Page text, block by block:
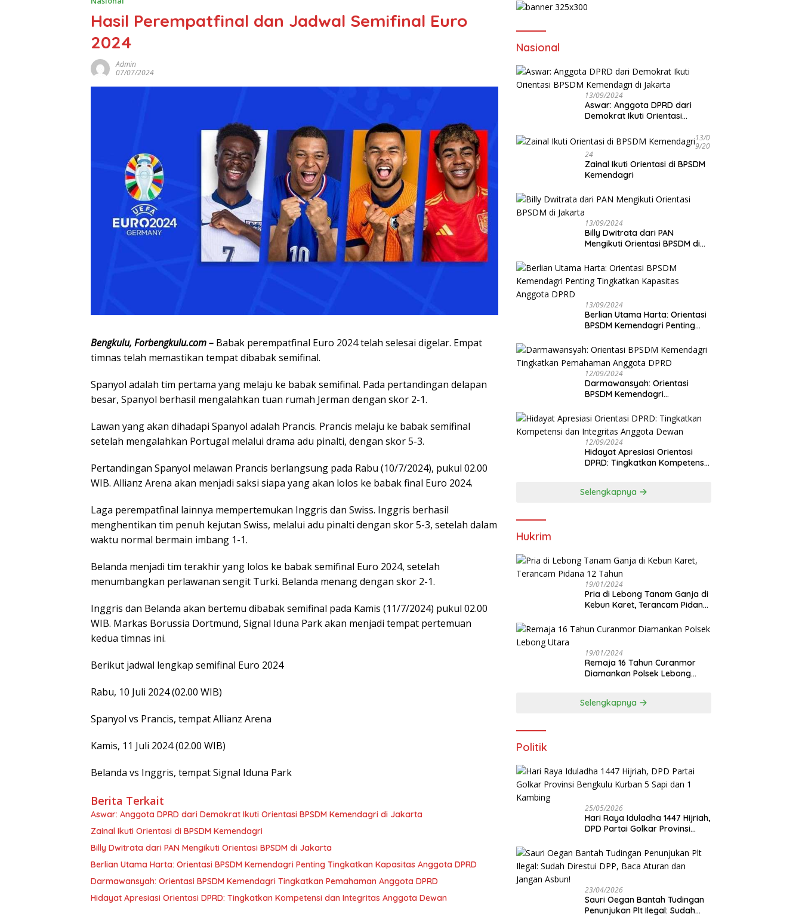
Hasil Perempatfinal dan Jadwal Semifinal Euro
2024
Admin
07/07/2024
Bengkulu, Forbengkulu.com – Babak perempatfinal Euro 2024 telah selesai digelar. Empat
timnas telah memastikan tempat dibabak semifinal.
Spanyol adalah tim pertama yang melaju ke babak semifinal. Pada pertandingan delapan
besar, Spanyol berhasil mengalahkan tuan rumah Jerman dengan skor 2-1.
Lawan yang akan dihadapi Spanyol adalah Prancis. Prancis melaju ke babak semifinal
setelah mengalahkan Portugal melalui drama adu pinalti, dengan skor 5-3.
Pertandingan Spanyol melawan Prancis berlangsung pada Rabu (10/7/2024), pukul 02.00
WIB. Allianz Arena akan menjadi saksi siapa yang akan lolos ke babak final Euro 2024.
Laga perempatfinal lainnya mempertemukan Inggris dan Swiss. Inggris berhasil
menghentikan tim penuh kejutan Swiss, melalui adu pinalti dengan skor 5-3, setelah dalam
waktu normal bermain imbang 1-1.
Belanda menjadi tim terakhir yang lolos ke babak semifinal Euro 2024, setelah
menumbangkan perlawanan sengit Turki. Belanda menang dengan skor 2-1.
Inggris dan Belanda akan bertemu dibabak semifinal pada Kamis (11/7/2024) pukul 02.00
WIB. Markas Borussia Dortmund, Signal Iduna Park akan menjadi tempat pertemuan
kedua timnas ini.
Berikut jadwal lengkap semifinal Euro 2024
Rabu, 10 Juli 2024 (02.00 WIB)
Spanyol vs Prancis, tempat Allianz Arena
Kamis, 11 Juli 2024 (02.00 WIB)
Belanda vs Inggris, tempat Signal Iduna Park
Berita Terkait
Aswar: Anggota DPRD dari Demokrat Ikuti Orientasi BPSDM Kemendagri di Jakarta
Zainal Ikuti Orientasi di BPSDM Kemendagri
Billy Dwitrata dari PAN Mengikuti Orientasi BPSDM di Jakarta
Berlian Utama Harta: Orientasi BPSDM Kemendagri Penting Tingkatkan Kapasitas Anggota DPRD
Darmawansyah: Orientasi BPSDM Kemendagri Tingkatkan Pemahaman Anggota DPRD
Hidayat Apresiasi Orientasi DPRD: Tingkatkan Kompetensi dan Integritas Anggota Dewan
Nasional
13/09/2024
Aswar: Anggota DPRD dari
Demokrat Ikuti Orientasi
13/0
9/20
24
Zainal Ikuti Orientasi di BPSDM
Kemendagri
13/09/2024
Billy Dwitrata dari PAN
Mengikuti Orientasi BPSDM di
13/09/2024
Berlian Utama Harta: Orientasi
BPSDM Kemendagri Penting
DPRD
12/09/2024
Darmawansyah: Orientasi
BPSDM Kemendagri
Anggota DPRD
12/09/2024
Hidayat Apresiasi Orientasi
DPRD: Tingkatkan Kompetensi
Selengkapnya
Hukrim
19/01/2024
Pria di Lebong Tanam Ganja di
Kebun Karet, Terancam Pidana
19/01/2024
Remaja 16 Tahun Curanmor
Diamankan Polsek Lebong
Selengkapnya
Politik
25/05/2026
Hari Raya Iduladha 1447 Hijriah,
DPD Partai Golkar Provinsi
Kambing
23/04/2026
Sauri Oegan Bantah Tudingan
Penunjukan Plt Ilegal: Sudah